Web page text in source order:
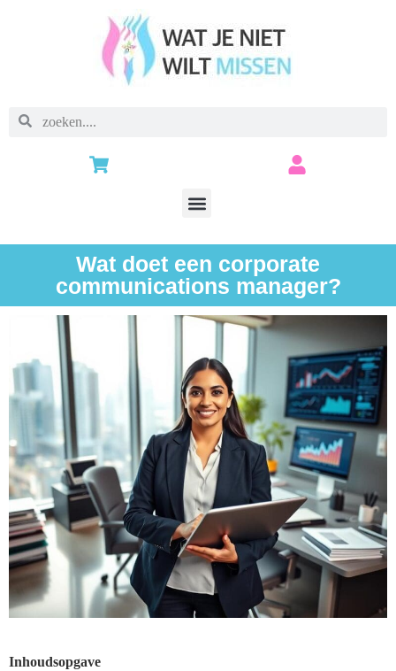
Wat doet een corporate
communications manager?
Inhoudsopgave